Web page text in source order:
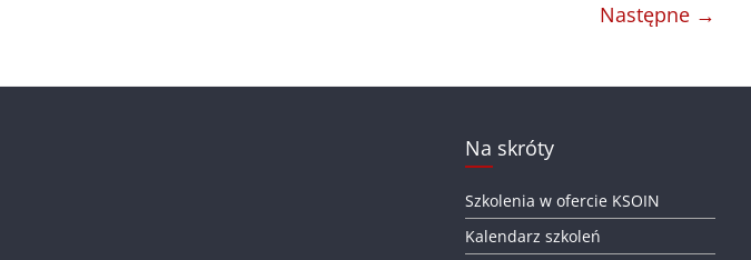
Następne →
Na skróty
Szkolenia w ofercie KSOIN
Kalendarz szkoleń